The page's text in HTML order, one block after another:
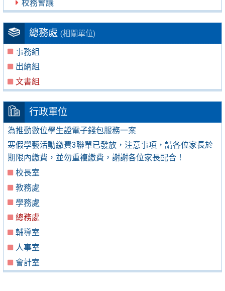
校務會議
總務處 (相關單位)
事務組
出納組
文書組
行政單位
為推動數位學生證電子錢包服務一案
寒假學藝活動繳費3聯單已發放，注意事項，請各位家長於
期限內繳費，並勿重複繳費，謝謝各位家長配合！
校長室
教務處
學務處
總務處
輔導室
人事室
會計室